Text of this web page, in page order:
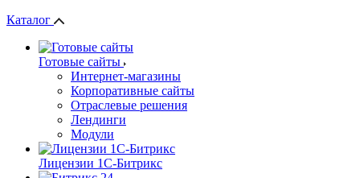
Каталог
Готовые сайты
Интернет-магазины
Корпоративные сайты
Отраслевые решения
Лендинги
Модули
Лицензии 1С-Битрикс